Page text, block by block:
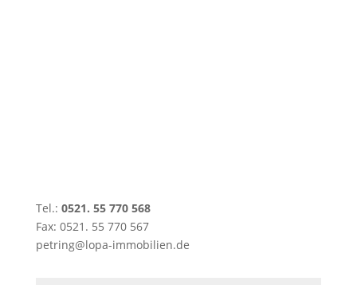
Tel.: 0521. 55 770 568
Fax: 0521. 55 770 567
petring@lopa-immobilien.de